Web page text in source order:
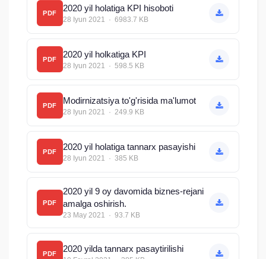
PDF
2020 yil holatiga KPI hisoboti
28 Iyun 2021 · 6983.7 KB
PDF
2020 yil holkatiga KPI
28 Iyun 2021 · 598.5 KB
PDF
Modirnizatsiya to'g'risida ma'lumot
28 Iyun 2021 · 249.9 KB
PDF
2020 yil holatiga tannarx pasayishi
28 Iyun 2021 · 385 KB
PDF
2020 yil 9 oy davomida biznes-rejani
amalga oshirish.
23 May 2021 · 93.7 KB
PDF
2020 yilda tannarx pasaytirilishi